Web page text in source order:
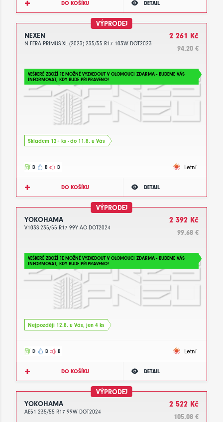
DO KOŠÍKU DETAIL
VÝPRODEJ
NEXEN
N FERA PRIMUS XL (2023) 235/55 R17 103W DOT2023
2 261 Kč
94.20 €
VEŠKERÉ ZBOŽÍ JE MOŽNÉ VYZVEDOUT V OLOMOUCI ZDARMA - BUDEME VÁS
INFORMOVAT, KDY BUDE PŘIPRAVENO!
Skladem 12+ ks - do 11.8. u Vás
B B B Letní
DO KOŠÍKU DETAIL
VÝPRODEJ
YOKOHAMA
V103S 235/55 R17 99Y AO DOT2024
2 392 Kč
99.68 €
VEŠKERÉ ZBOŽÍ JE MOŽNÉ VYZVEDOUT V OLOMOUCI ZDARMA - BUDEME VÁS
INFORMOVAT, KDY BUDE PŘIPRAVENO!
Nejpozději 12.8. u Vás, jen 4 ks
D B B Letní
DO KOŠÍKU DETAIL
VÝPRODEJ
YOKOHAMA
AE51 235/55 R17 99W DOT2024
2 522 Kč
105.08 €